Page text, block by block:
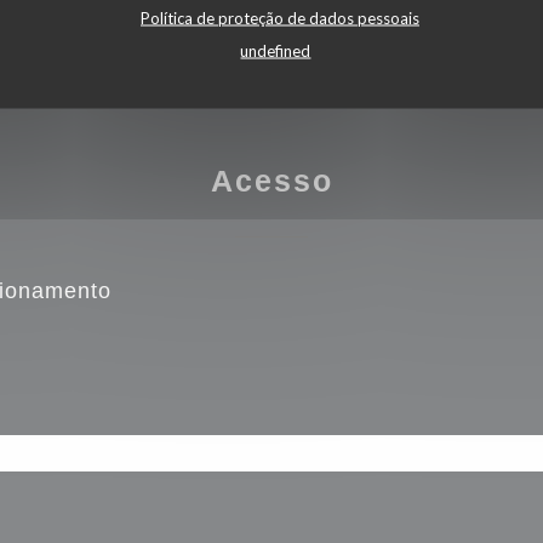
Política de proteção de dados pessoais
undefined
Acesso